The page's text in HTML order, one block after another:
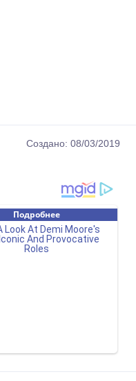
Создано: 08/03/2019